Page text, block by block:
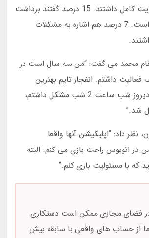
78 درصد آنها رضایت کامل داشتند. 15 درصد گفتند برداشت
کمی طول کشیده است. 7 درصد هم اشاره به مشکلات
نام محمد می گفت: “من سه سال است در
داشتم. انفجار تایم بهترین
پشتیبانی را دارد. دیروز شب ساعت 2 شب مشکل داشتم،
نظر داد: “اپلیکیشن آنها واقعا
در اتوبوس راحت بازی می کنم. البته
که با مسئولیت بازی کنم.”
در فضای مجازی ممکن است دستکاری
از حساب های واقعی با سابقه بیش